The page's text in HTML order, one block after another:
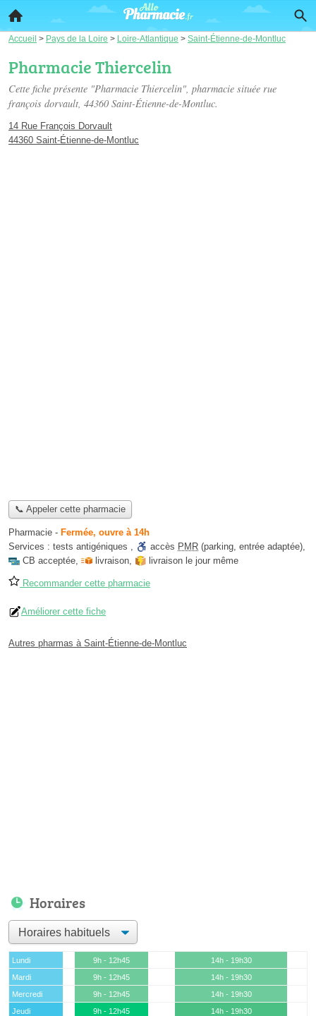
Accueil > Pays de la Loire > Loire-Atlantique > Saint-Étienne-de-Montluc
Pharmacie Thiercelin
Cette fiche présente "Pharmacie Thiercelin", pharmacie située rue
françois dorvault, 44360 Saint-Étienne-de-Montluc.
14 Rue François Dorvault
44360 Saint-Étienne-de-Montluc
📞 Appeler cette pharmacie
Pharmacie - Fermée, ouvre à 14h
Services : tests antigéniques , accès PMR (parking, entrée adaptée),
CB acceptée, livraison, livraison le jour même
Recommander cette pharmacie
Améliorer cette fiche
Autres pharmas à Saint-Étienne-de-Montluc
Horaires
Lundi 9h - 12h45
14h - 19h30
Mardi
9h - 12h45
14h - 19h30
Mercredi
9h - 12h45
14h - 19h30
Jeudi
9h - 12h45
14h - 19h30